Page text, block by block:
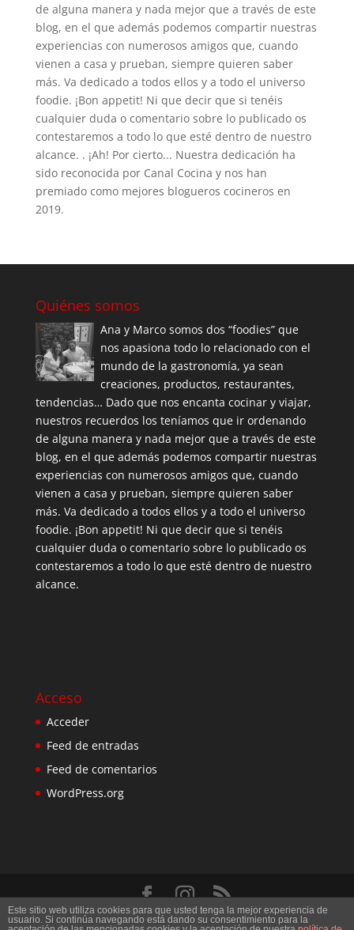
de alguna manera y nada mejor que a través de este
blog, en el que además podemos compartir nuestras
experiencias con numerosos amigos que, cuando
vienen a casa y prueban, siempre quieren saber
más. Va dedicado a todos ellos y a todo el universo
foodie. ¡Bon appetit! Ni que decir que si tenéis
cualquier duda o comentario sobre lo publicado os
contestaremos a todo lo que esté dentro de nuestro
alcance. . ¡Ah! Por cierto... Nuestra dedicación ha
sido reconocida por Canal Cocina y nos han
premiado como mejores blogueros cocineros en
2019.
Quiénes somos
Ana y Marco somos dos “foodies” que
nos apasiona todo lo relacionado con el
mundo de la gastronomía, ya sean
creaciones, productos, restaurantes,
tendencias… Dado que nos encanta cocinar y viajar,
nuestros recuerdos los teníamos que ir ordenando
de alguna manera y nada mejor que a través de este
blog, en el que además podemos compartir nuestras
experiencias con numerosos amigos que, cuando
vienen a casa y prueban, siempre quieren saber
más. Va dedicado a todos ellos y a todo el universo
foodie. ¡Bon appetit! Ni que decir que si tenéis
cualquier duda o comentario sobre lo publicado os
contestaremos a todo lo que esté dentro de nuestro
alcance.
Acceso
Acceder
Feed de entradas
Feed de comentarios
WordPress.org
Diseñado porElegant Themes| Desarrollado por
Este sitio web utiliza cookies para que usted tenga la mejor experiencia de
usuario. Si continúa navegando está dando su consentimiento para la